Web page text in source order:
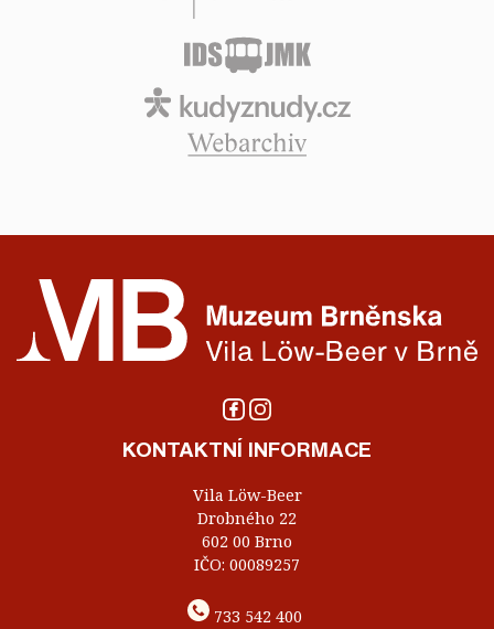
KONTAKTNÍ INFORMACE
Vila Löw-Beer
Drobného 22
602 00 Brno
IČO: 00089257
733 542 400